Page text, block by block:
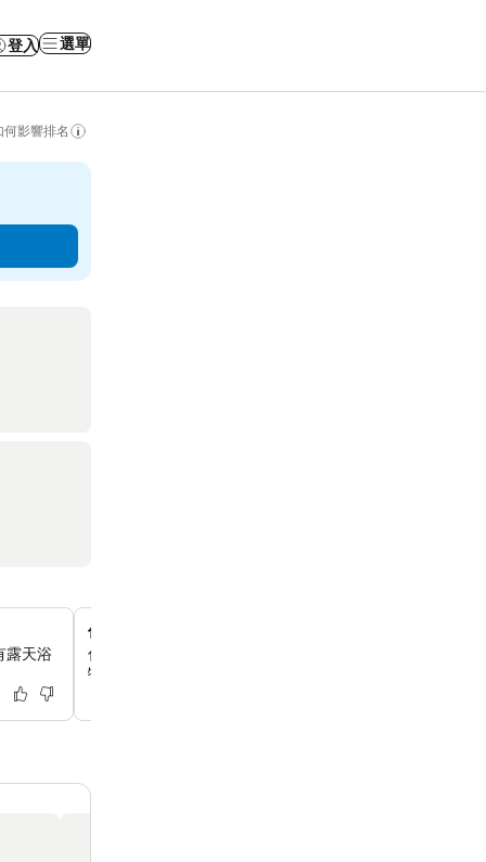
登入 選單
何影響排名
露天浴
傳統琉球工藝工作坊
你可以參加現場的石獅彩繪和琉球玻璃製作體驗，發揮你
特的紀念品。